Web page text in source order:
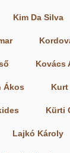
Kim Da Silva
Kovács
Ákos Kurt
Kürti
Lajkó Károly